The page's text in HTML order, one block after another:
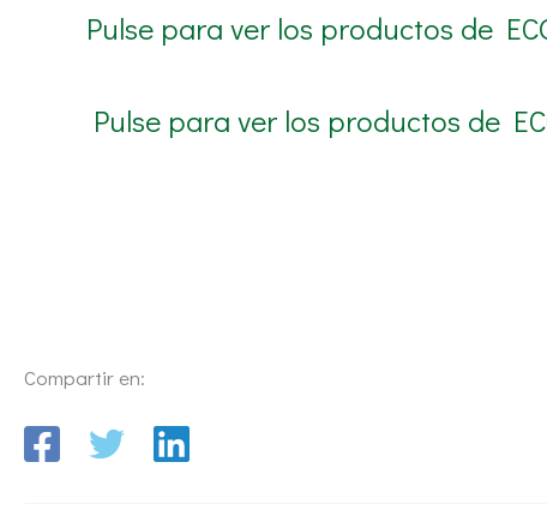
Pulse para ver los productos de
Pulse para ver los productos de
Compartir en: